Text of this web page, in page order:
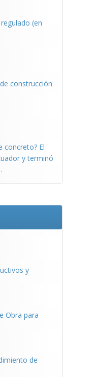
(en
construcción
concreto? El
y terminó
y
Obra para
de